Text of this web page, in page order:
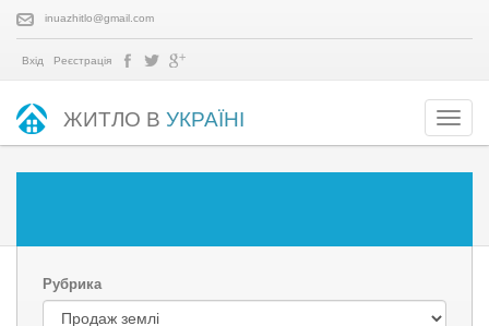
inuazhitlo@gmail.com
Вхід Реєстрація
ЖИТЛО В УКРАЇНІ
Рубрика